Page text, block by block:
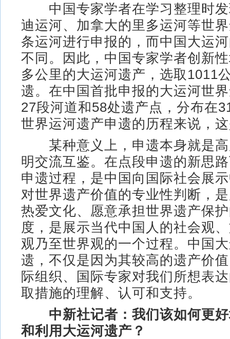
中国专家学者在学习整理时发
迪运河、加拿大的里多运河等世
条运河进行申报的，而中国大运
不同。因此，中国专家学者创新
多公里的大运河遗产，选取1011
遗。在中国首批申报的大运河世
27段河道和58处遗产点，分布在
世界运河遗产申遗的历程来说，
某种意义上，申遗本身就是高
明交流互鉴。在点段申遗的新思
申遗过程，是中国向国际社会展
对世界遗产价值的专业性判断，
热爱文化、愿意承担世界遗产保
度，是展示当代中国人的社会观
观乃至世界观的一个过程。中国
遗，不仅是因为其较高的遗产价
际组织、国际专家对我们所想表
取措施的理解、认可和支持。
中新社记者：我们该如何更
和利用大运河遗产？